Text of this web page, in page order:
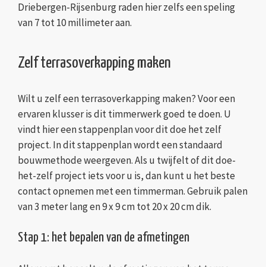
Driebergen-Rijsenburg raden hier zelfs een speling
van 7 tot 10 millimeter aan.
Zelf terrasoverkapping maken
Wilt u zelf een terrasoverkapping maken? Voor een
ervaren klusser is dit timmerwerk goed te doen. U
vindt hier een stappenplan voor dit doe het zelf
project. In dit stappenplan wordt een standaard
bouwmethode weergeven. Als u twijfelt of dit doe-
het-zelf project iets voor u is, dan kunt u het beste
contact opnemen met een timmerman. Gebruik palen
van 3 meter lang en 9 x 9 cm tot 20 x 20 cm dik.
Stap 1: het bepalen van de afmetingen